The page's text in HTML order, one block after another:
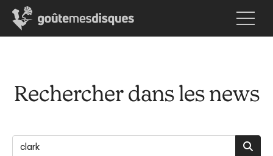
Rechercher dans les news